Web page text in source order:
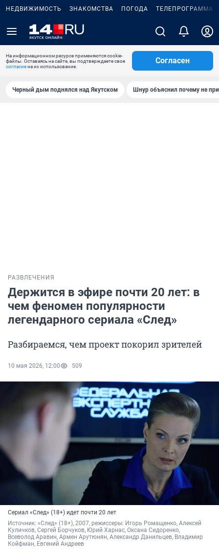
НЕДВИЖИМОСТЬ ЗНАКОМСТВА ПОГОДА ТЕЛЕПРОГРАММА
На информационном ресурсе применяются cookie-
файлы. Оставаясь на сайте, вы подтверждаете свое
согласиена их использование.
Согласен
Черный дым поднялся над Якутском Шнур объяснил почему не
РАЗВЛЕЧЕНИЯ
Держится в эфире почти 20 лет: в
чем феномен популярности
легендарного сериала «След»
Разбираемся, чем проект покорил зрителей
10 мая 2026, 12:00 509
Сериал «След» (18+) идет почти 20 лет
Источник: «След» (18+), 2007, режиссеры: Игорь Ромащенко, Алексей
Куличков, Сергей Борчуков, Юрий Харнас, Оксана Сидоренко,
Всеволод Аравин, Армен Арутюнян, Александр Данильцев, Владимир
Койфман, Евгений Андреев